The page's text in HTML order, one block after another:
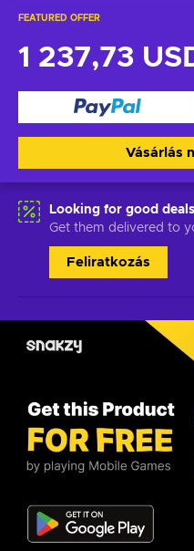
FEATURED OFFER
1 237,73
Vásárlás
Looking for good
Get them delivered to
Feliratkozás